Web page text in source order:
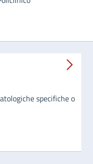
specifiche o